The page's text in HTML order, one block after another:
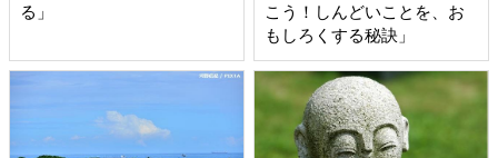
る」
こう！しんどいことを、お
もしろくする秘訣」